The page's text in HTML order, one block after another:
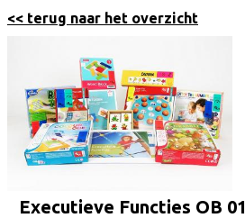
<< terug naar het overzicht
Executieve Functies OB 01